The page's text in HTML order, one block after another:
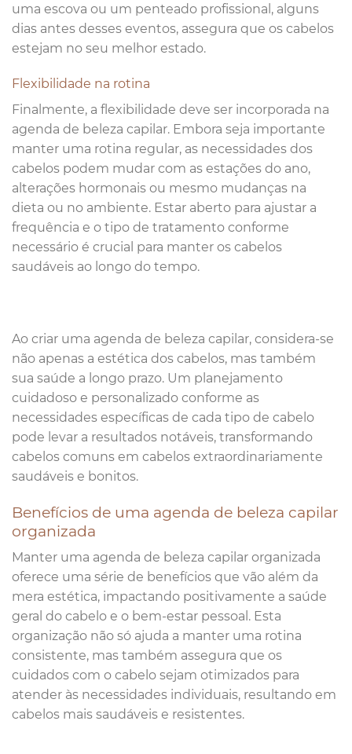
uma escova ou um penteado profissional, alguns
dias antes desses eventos, assegura que os cabelos
estejam no seu melhor estado.
Flexibilidade na rotina
Finalmente, a flexibilidade deve ser incorporada na
agenda de beleza capilar. Embora seja importante
manter uma rotina regular, as necessidades dos
cabelos podem mudar com as estações do ano,
alterações hormonais ou mesmo mudanças na
dieta ou no ambiente. Estar aberto para ajustar a
frequência e o tipo de tratamento conforme
necessário é crucial para manter os cabelos
saudáveis ao longo do tempo.
Ao criar uma agenda de beleza capilar, considera-se
não apenas a estética dos cabelos, mas também
sua saúde a longo prazo. Um planejamento
cuidadoso e personalizado conforme as
necessidades específicas de cada tipo de cabelo
pode levar a resultados notáveis, transformando
cabelos comuns em cabelos extraordinariamente
saudáveis e bonitos.
Benefícios de uma agenda de beleza capilar
organizada
Manter uma agenda de beleza capilar organizada
oferece uma série de benefícios que vão além da
mera estética, impactando positivamente a saúde
geral do cabelo e o bem-estar pessoal. Esta
organização não só ajuda a manter uma rotina
consistente, mas também assegura que os
cuidados com o cabelo sejam otimizados para
atender às necessidades individuais, resultando em
cabelos mais saudáveis e resistentes.